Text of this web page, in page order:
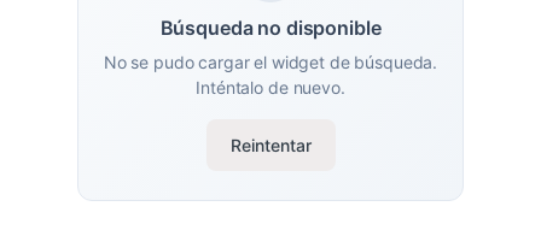
Búsqueda no disponible
No se pudo cargar el widget de búsqueda.
Inténtalo de nuevo.
Reintentar